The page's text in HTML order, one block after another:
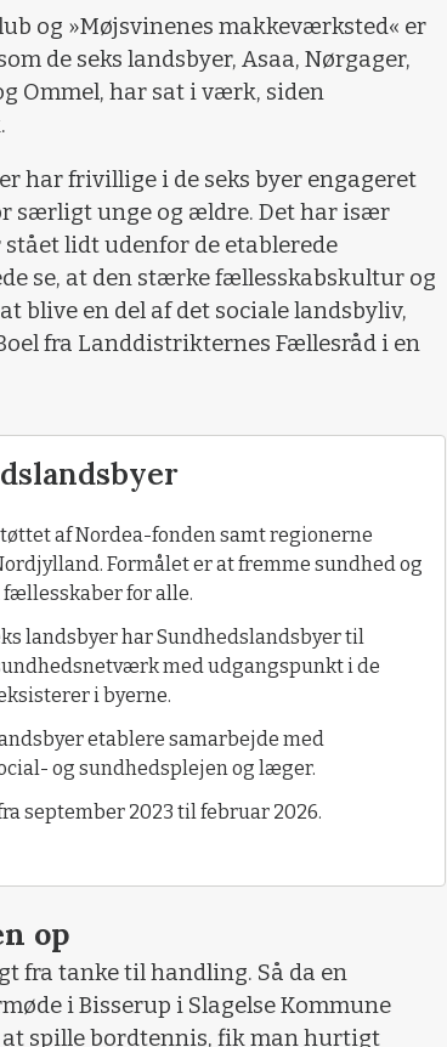
og »Møjsvinenes makkeværksted« er
de seks landsbyer, Asaa, Nørgager,
Ommel, har sat i værk, siden
har frivillige i de seks byer engageret
særligt unge og ældre. Det har især
lidt udenfor de etablerede
se, at den stærke fællesskabskultur og
blive en del af det sociale landsbyliv,
fra Landdistrikternes Fællesråd i en
af Nordea-fonden samt regionerne
Formålet er at fremme sundhed og
for alle.
landsbyer har Sundhedslandsbyer til
med udgangspunkt i de
i byerne.
etablere samarbejde med
og sundhedsplejen og læger.
september 2023 til februar 2026.
op
fra tanke til handling. Så da en
i Bisserup i Slagelse Kommune
spille bordtennis, fik man hurtigt